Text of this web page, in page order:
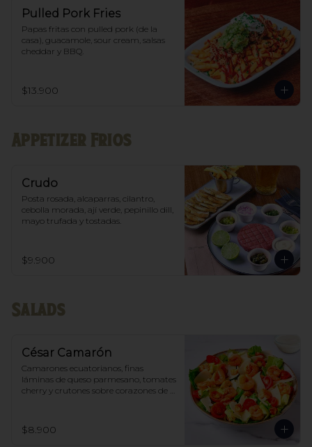
Pulled Pork Fries
Papas fritas con pulled pork (de la
casa), guacamole, sour cream, salsas
cheddar y BBQ.
$13.900
Appetizer Frios
Crudo
Posta rosada, alcaparras, cilantro,
cebolla morada, ají verde, pepinillo dill,
mayo trufada y tostadas.
$9.900
Salads
César Camarón
Camarones ecuatorianos, finas
láminas de queso parmesano, tomates
cherry y crutones sobre corazones de
$8.900